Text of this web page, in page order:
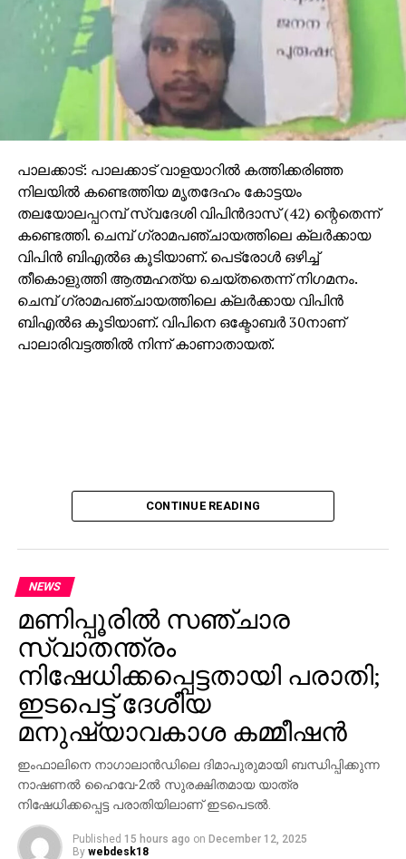
താനാണെന്നും സലീം കോടതിയില്‍ പറഞ്ഞു.
കുടുംബത്തിന്റെ ഏകആശ്രയം താനാണെന്നായിരുന്നു
ആറാം പ്രതി പ്രദീപ് കോടതിയില്‍ പറഞ്ഞത്. പ്രദീപും
കോടതിയില്‍ പൊട്ടിക്കരഞ്ഞു.
പാലക്കാട്: പാലക്കാട് വാളയാറില്‍ കത്തിക്കരിഞ്ഞ
നിലയില്‍ കണ്ടെത്തിയ മൃതദേഹം കോട്ടയം
തലയോലപ്പറമ്പ് സ്വദേശി വിപിന്‍ദാസ് (42) ന്റെതെന്ന്
കണ്ടെത്തി. ചെമ്പ് ഗ്രാമപഞ്ചായത്തിലെ ക്ലര്‍ക്കായ
വിപിന്‍ ബിഎല്‍ഒ കൂടിയാണ്. പെട്രോള്‍ ഒഴിച്ച്
തീകൊളുത്തി ആത്മഹത്യ ചെയ്തതെന്ന് നിഗമനം.
ചെമ്പ് ഗ്രാമപഞ്ചായത്തിലെ ക്ലര്‍ക്കായ വിപിന്‍
ബിഎല്‍ഒ കൂടിയാണ്. വിപിനെ ഒക്ടോബര്‍ 30നാണ്
പാലാരിവട്ടത്തില്‍ നിന്ന് കാണാതായത്.
CONTINUE READING
NEWS
മണിപ്പൂരില്‍ സഞ്ചാര
സ്വാതന്ത്രം
നിഷേധിക്കപ്പെട്ടതായി പരാതി;
ഇടപെട്ട് ദേശീയ
മനുഷ്യാവകാശ കമ്മീഷന്‍
ഇംഫാലിനെ നാഗാലാന്‍ഡിലെ ദിമാപുരുമായി ബന്ധിപ്പിക്കുന്ന
നാഷണല്‍ ഹൈവേ-2ല്‍ സുരക്ഷിതമായ യാത്ര
നിഷേധിക്കപ്പെട്ട പരാതിയിലാണ് ഇടപെടല്‍.
Published 15 hours ago on December 12, 2025
By webdesk18